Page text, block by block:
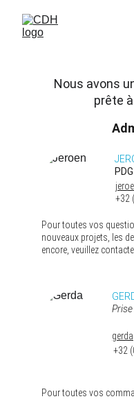
Nous avons
prête
PDG
+32
+32
Pour toutes vos
nouveaux projets, les
encore, veuillez
Pour toutes vos